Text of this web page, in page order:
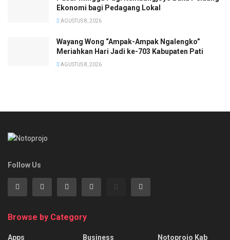
Ekonomi bagi Pedagang Lokal
AGUSTUS 8, 2026
Wayang Wong “Ampak-Ampak Ngalengko”
Meriahkan Hari Jadi ke-703 Kabupaten Pati
AGUSTUS 8, 2026
Follow Us
Browse by Category
Apps
Business
Notoprojo Kab